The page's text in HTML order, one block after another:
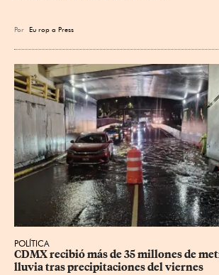
Por Eu rop a Press
POLÍTICA
CDMX recibió más de 35 millones de
lluvia tras precipitaciones del viernes